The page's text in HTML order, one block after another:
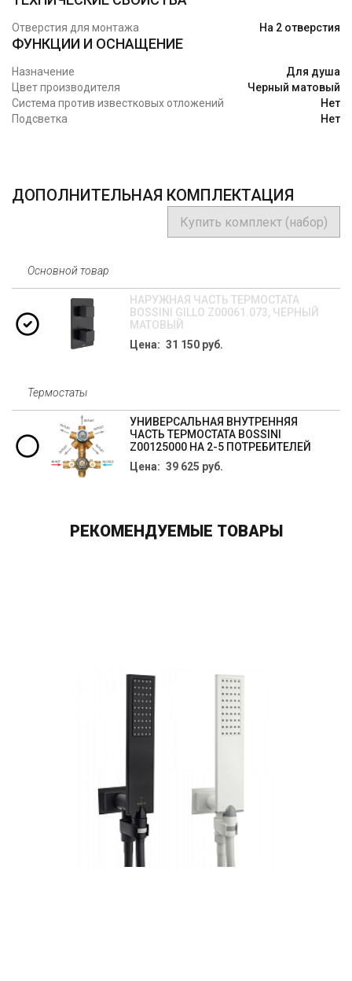
Отверстия для монтажа На 2 отверстия
ФУНКЦИИ И ОСНАЩЕНИЕ
Назначение
Для душа
Цвет производителя
Черный матовый
Система против известковых отложений
Нет
Подсветка
Нет
ДОПОЛНИТЕЛЬНАЯ КОМПЛЕКТАЦИЯ
Купить комплект (набор)
Основной товар
НАРУЖНАЯ ЧАСТЬ ТЕРМОСТАТА
BOSSINI GILLO Z00061.073, ЧЕРНЫЙ
МАТОВЫЙ
Цена: 31 150 руб.
Термостаты
УНИВЕРСАЛЬНАЯ ВНУТРЕННЯЯ
ЧАСТЬ ТЕРМОСТАТА BOSSINI
Z00125000 НА 2-5 ПОТРЕБИТЕЛЕЙ
Цена: 39 625 руб.
РЕКОМЕНДУЕМЫЕ ТОВАРЫ